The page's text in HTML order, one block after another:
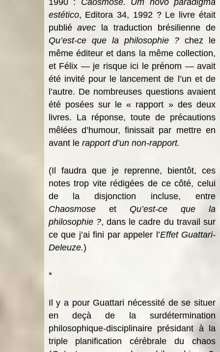
estético, Editora 34, 1992 ? Le livre était
publiéavec la traduction brésilienne de
Qu’est-ce que la philosophie ?chez le
même éditeur et dans la même collection,
et Félix — je risque ici le prénom — avait
été invité pour le lancement de l’un et de
l’autre. De nombreuses questions avaient
été posées sur le « rapport » des deux
livres. La réponse, toute de précautions
mêlées d’humour, finissait par mettre en
avant le rapport d’un non-rapport.
(Il faudra que je reprenne, bientôt, ces
notes trop vite rédigées de ce côté, celui
de la disjonction incluse, entre
Chaosmose et Qu’est-ce que la
philosophie ?, dans le cadre du travail sur
ce que j’ai fini par appeler l’Effet Guattari-
Deleuze.)
*
Il y a pour Guattari nécessité de se situer
en deçà de la surdétermination
philosophique-disciplinaire présidant à la
triple planification cérébrale du chaos